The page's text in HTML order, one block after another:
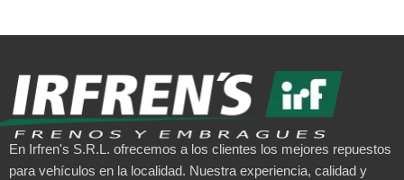
En Irfren's S.R.L. ofrecemos a los clientes los mejores repuestos
para vehículos en la localidad. Nuestra experiencia, calidad y